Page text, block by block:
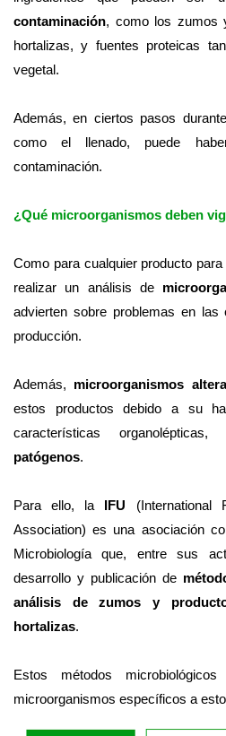
contaminación, como los zumos
hortalizas, y fuentes proteicas
vegetal.
Además, en ciertos pasos
como el llenado, puede
contaminación.
¿Qué microorganismos deben
Como para cualquier producto
realizar un análisis de
advierten sobre problemas en las
producción.
Además, microorganismos
estos productos debido a su
características
patógenos.
Para ello, la IFU (International
Association) es una asociación
Microbiología que, entre sus
desarrollo y publicación de
análisis de zumos y
hortalizas.
Estos métodos
microorganismos específicos a